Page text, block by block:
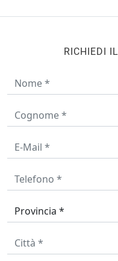
RICHIEDI